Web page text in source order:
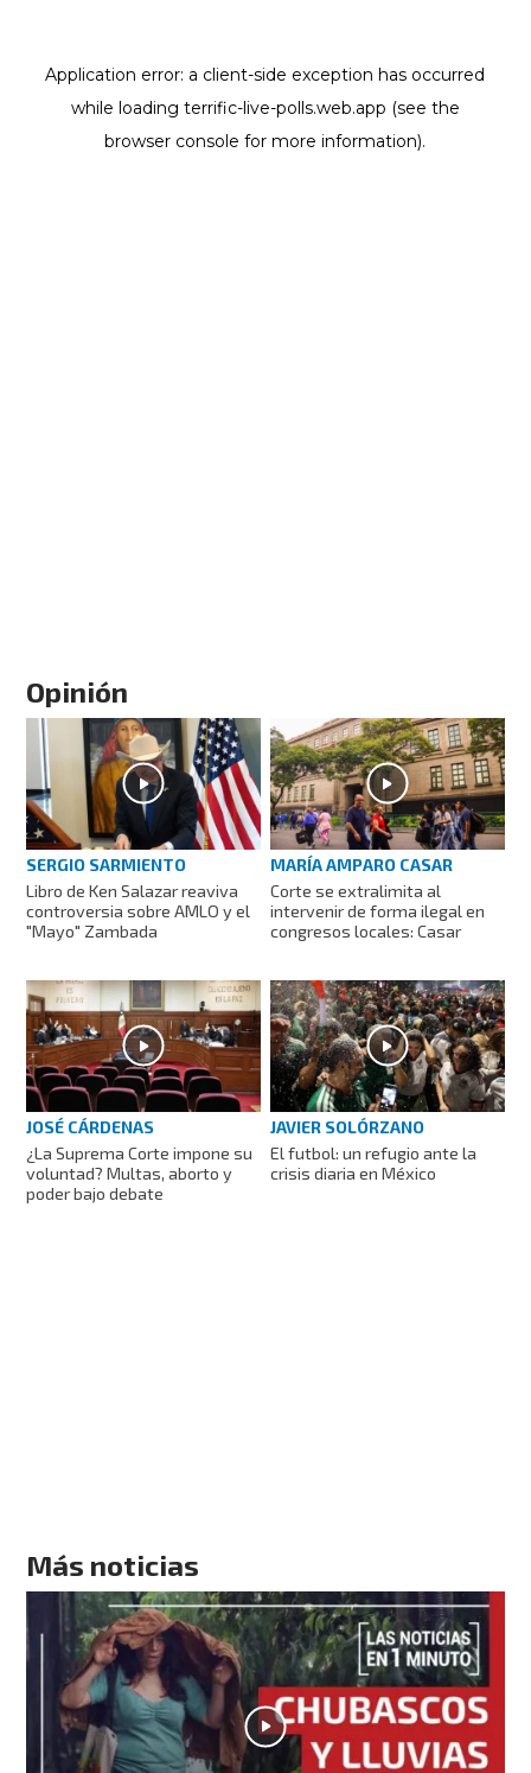
Opinión
SERGIO SARMIENTO
Libro de Ken Salazar reaviva
controversia sobre AMLO y el
"Mayo" Zambada
MARÍA AMPARO CASAR
Corte se extralimita al
intervenir de forma ilegal en
congresos locales: Casar
JOSÉ CÁRDENAS
¿La Suprema Corte impone su
voluntad? Multas, aborto y
poder bajo debate
JAVIER SOLÓRZANO
El futbol: un refugio ante la
crisis diaria en México
Más noticias